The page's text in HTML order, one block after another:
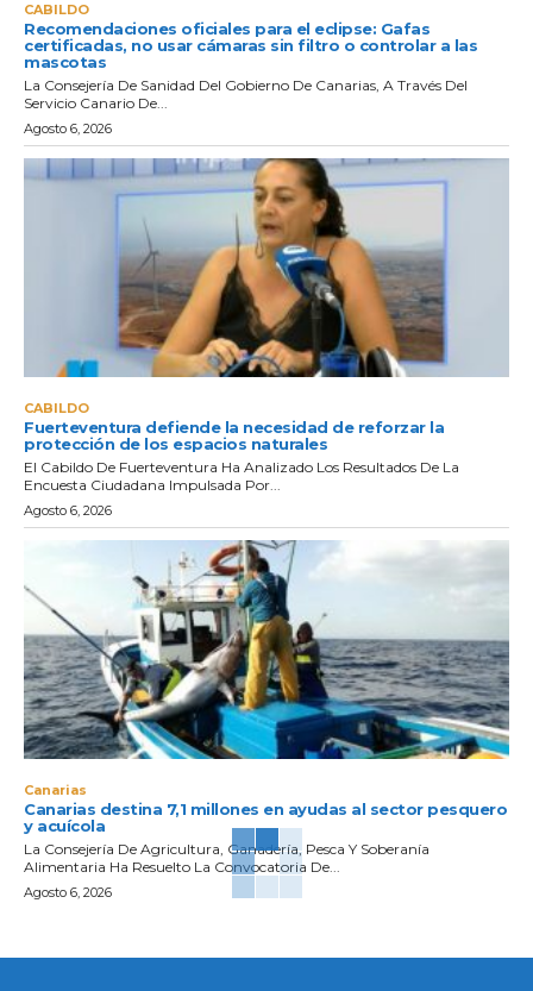
CABILDO
Recomendaciones oficiales para el eclipse: Gafas
certificadas, no usar cámaras sin filtro o controlar a las
mascotas
La Consejería De Sanidad Del Gobierno De Canarias, A Través Del
Servicio Canario De...
Agosto 6, 2026
CABILDO
Fuerteventura defiende la necesidad de reforzar la
protección de los espacios naturales
El Cabildo De Fuerteventura Ha Analizado Los Resultados De La
Encuesta Ciudadana Impulsada Por...
Agosto 6, 2026
Canarias
Canarias destina 7,1 millones en ayudas al sector pesquero
y acuícola
La Consejería De Agricultura, Ganadería, Pesca Y Soberanía
Alimentaria Ha Resuelto La Convocatoria De...
Agosto 6, 2026